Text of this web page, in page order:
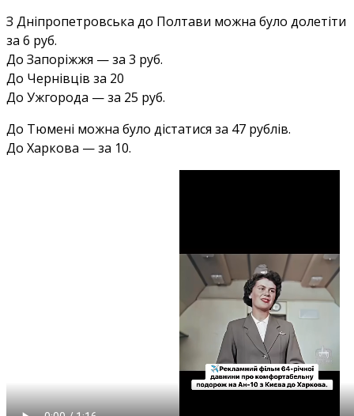
З Дніпропетровська до Полтави можна було долетіти
за 6 руб.
До Запоріжжя — за 3 руб.
До Чернівців за 20
До Ужгорода — за 25 руб.
До Тюмені можна було дістатися за 47 рублів.
До Харкова — за 10.